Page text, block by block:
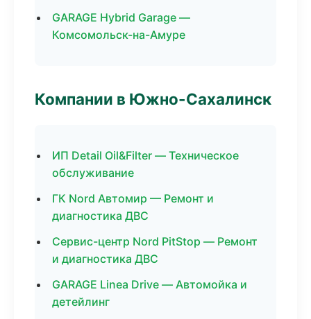
GARAGE Hybrid Garage —
Комсомольск-на-Амуре
Компании в Южно-Сахалинск
ИП Detail Oil&Filter — Техническое
обслуживание
ГК Nord Автомир — Ремонт и
диагностика ДВС
Сервис-центр Nord PitStop — Ремонт
и диагностика ДВС
GARAGE Linea Drive — Автомойка и
детейлинг